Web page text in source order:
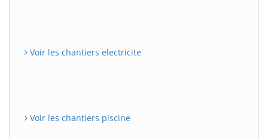
Voir les chantiers electricite
Voir les chantiers piscine